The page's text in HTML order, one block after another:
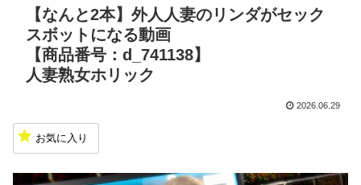
⁠【なんと2本】外人人妻のリンダがセック
スボットになる動画
【商品番号：d_741138】
人妻熟女ホリック
2026.06.29
お気に入り